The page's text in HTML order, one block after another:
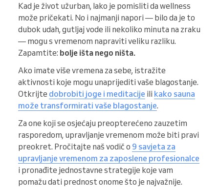
Kad je život užurban, lako je pomisliti da wellness
može pričekati. No i najmanji napori — bilo da je to
dubok udah, gutljaj vode ili nekoliko minuta na zraku
— mogu s vremenom napraviti veliku razliku.
Zapamtite: bolje išta nego ništa.
Ako imate više vremena za sebe, istražite
aktivnosti koje mogu unaprijediti vaše blagostanje.
Otkrijte dobrobiti joge i meditacije ili kako sauna
može transformirati vaše blagostanje.
Za one koji se osjećaju preopterećeno zauzetim
rasporedom, upravljanje vremenom može biti pravi
preokret. Pročitajte naš vodič o 9 savjeta za
upravljanje vremenom za zaposlene profesionalce
i pronađite jednostavne strategije koje vam
pomažu dati prednost onome što je najvažnije.